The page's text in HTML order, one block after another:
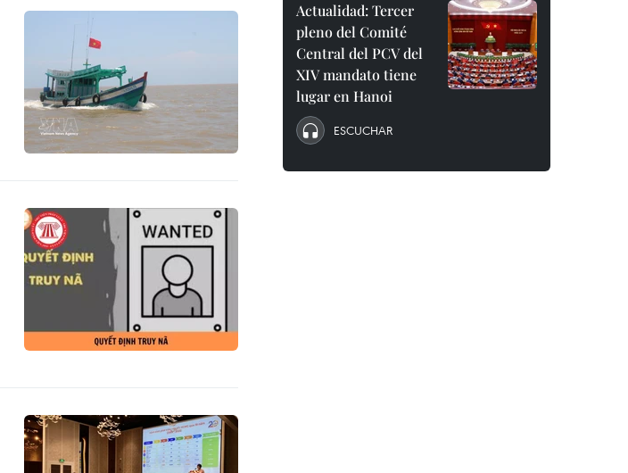
Actualidad: Tercer
pleno del Comité
Central del PCV del
XIV mandato tiene
lugar en Hanoi
ESCUCHAR